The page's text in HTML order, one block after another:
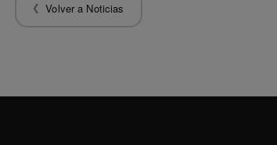
Volver a Noticias